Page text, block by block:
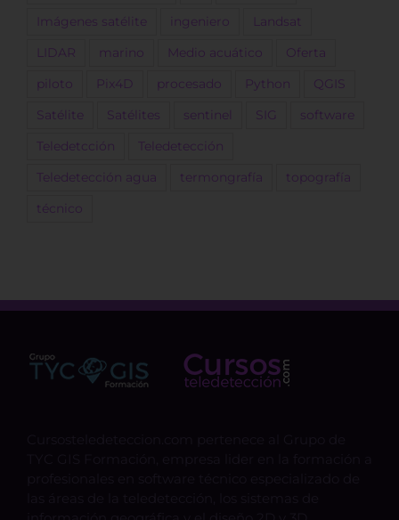
Imágenes satélite ingeniero Landsat
LIDAR marino Medio acuático Oferta
piloto Pix4D procesado Python QGIS
Satélite Satélites sentinel SIG software
Teledetcción Teledetección
Teledetección agua termongrafía topografía
técnico